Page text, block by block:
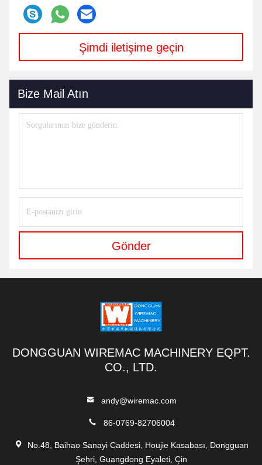
Şimdi iletişime geçin
Bize Mail Atın
Gönder
DONGGUAN WIREMAC MACHINERY EQPT.
CO., LTD.
andy@wiremac.com
86-0769-82706004
No.48, Baihao Sanayi Caddesi, Houjie Kasabası, Dongguan
Şehri, Guangdong Eyaleti, Çin